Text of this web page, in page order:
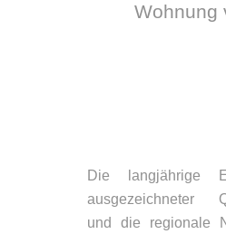
Wohnung
Die langjährige
ausgezeichneter
und die regionale